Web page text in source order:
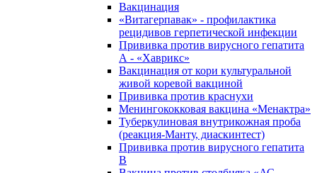
Вакцинация
«Витагерпавак» - профилактика
рецидивов герпетической инфекции
Прививка против вирусного гепатита
А - «Хаврикс»
Вакцинация от кори культуральной
живой коревой вакциной
Прививка против краснухи
Менингококковая вакцина «Менактра»
Туберкулиновая внутрикожная проба
(реакция-Манту, диаскинтест)
Прививка против вирусного гепатита
В